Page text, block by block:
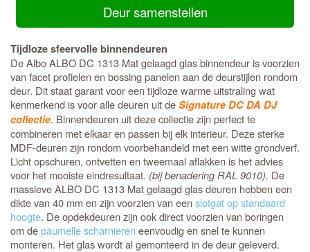
Deur samenstellen
Tijdloze sfeervolle binnendeuren
De Albo ALBO DC 1313 Mat gelaagd glas binnendeur is voorzien
van facet profielen en bossing panelen aan de deurstijlen rondom
deur. Dit staat garant voor een tijdloze warme uitstraling wat
kenmerkend is voor alle deuren uit deSignature DC DA DJ
collectie. Binnendeuren uit deze collectie zijn perfect te
combineren met elkaar en passen bij elk interieur. Deze sterke
MDF-deuren zijn rondom voorbehandeld met een witte grondverf.
Licht opschuren, ontvetten en tweemaal aflakken is het advies
voor het mooiste eindresultaat. (bij benadering RAL 9010). De
massieve ALBO DC 1313 Mat gelaagd glas deuren hebben een
dikte van 40 mm en zijn voorzien van eenslotgat op standaard
hoogte. De opdekdeuren zijn ook direct voorzien van boringen
om depaumelle scharnieren eenvoudig en snel te kunnen
monteren. Het glas wordt al gemonteerd in de deur geleverd.